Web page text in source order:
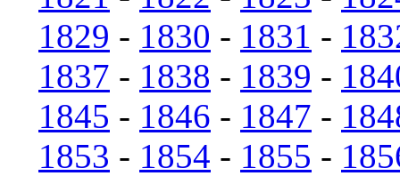
1829 - 1830 - 1831 -
1837 - 1838 - 1839 -
1845 - 1846 - 1847 -
1853 - 1854 - 1855 -